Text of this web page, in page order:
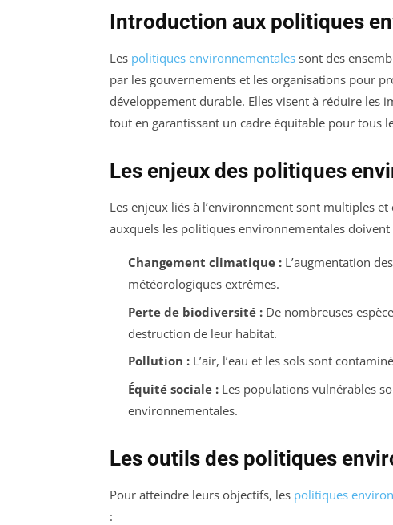
Introduction aux politiques
Les politiques environnementales sont des
par les gouvernements et les organisations pour
développement durable. Elles visent à réduire les
tout en garantissant un cadre équitable pour tous
Les enjeux des politiques
Les enjeux liés à l’environnement sont multiples
auxquels les politiques environnementales
Changement climatique :L’augmentation
météorologiques extrêmes.
Perte de biodiversité :De nombreuses
destruction de leur habitat.
Pollution :L’air, l’eau et les sols sont
Équité sociale :Les populations vulnérables
environnementales.
Les outils des politiques
Pour atteindre leurs objectifs, les politiques
: